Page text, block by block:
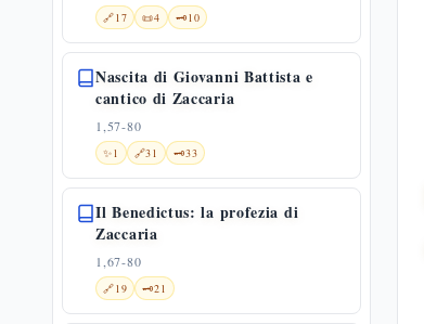
🔗17 📜4 🗝️10
Nascita di Giovanni Battista e
cantico di Zaccaria
1,57-80
✨1 🔗31 🗝️33
Il Benedictus: la profezia di
Zaccaria
1,67-80
🔗19 🗝️21